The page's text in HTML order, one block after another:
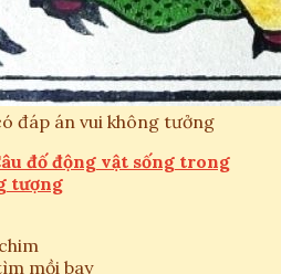
đáp án vui không tưởng
đố động vật sống trong
tượng
mồi bay